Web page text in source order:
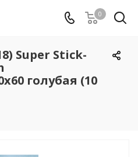
0
Super Stick-
голубая (10